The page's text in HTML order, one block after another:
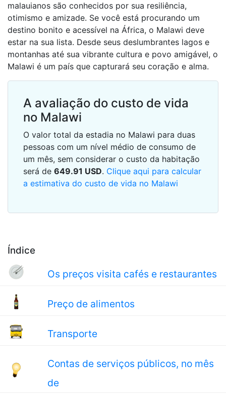
Índice
Os preços visita cafés e restaurantes
Preço de alimentos
Transporte
Contas de serviços públicos, no mês
de
malauianos são conhecidos por sua resiliência,
otimismo e amizade. Se você está procurando um
destino bonito e acessível na África, o Malawi deve
estar na sua lista. Desde seus deslumbrantes lagos e
montanhas até sua vibrante cultura e povo amigável, o
Malawi é um país que capturará seu coração e alma.
A avaliação do custo de vida
no Malawi
O valor total da estadia no Malawi para duas
pessoas com um nível médio de consumo de
um mês, sem considerar o custo da habitação
será de 649.91 USD. Clique aqui para calcular
a estimativa do custo de vida no Malawi